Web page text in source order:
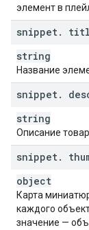
элемент в
snippet.
string
Название
snippet.
string
Описание
snippet.
object
Карта
каждого
значение —